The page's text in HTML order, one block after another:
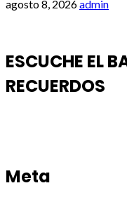
agosto 8, 2026admin
ESCUCHE EL
RECUERDOS
Meta